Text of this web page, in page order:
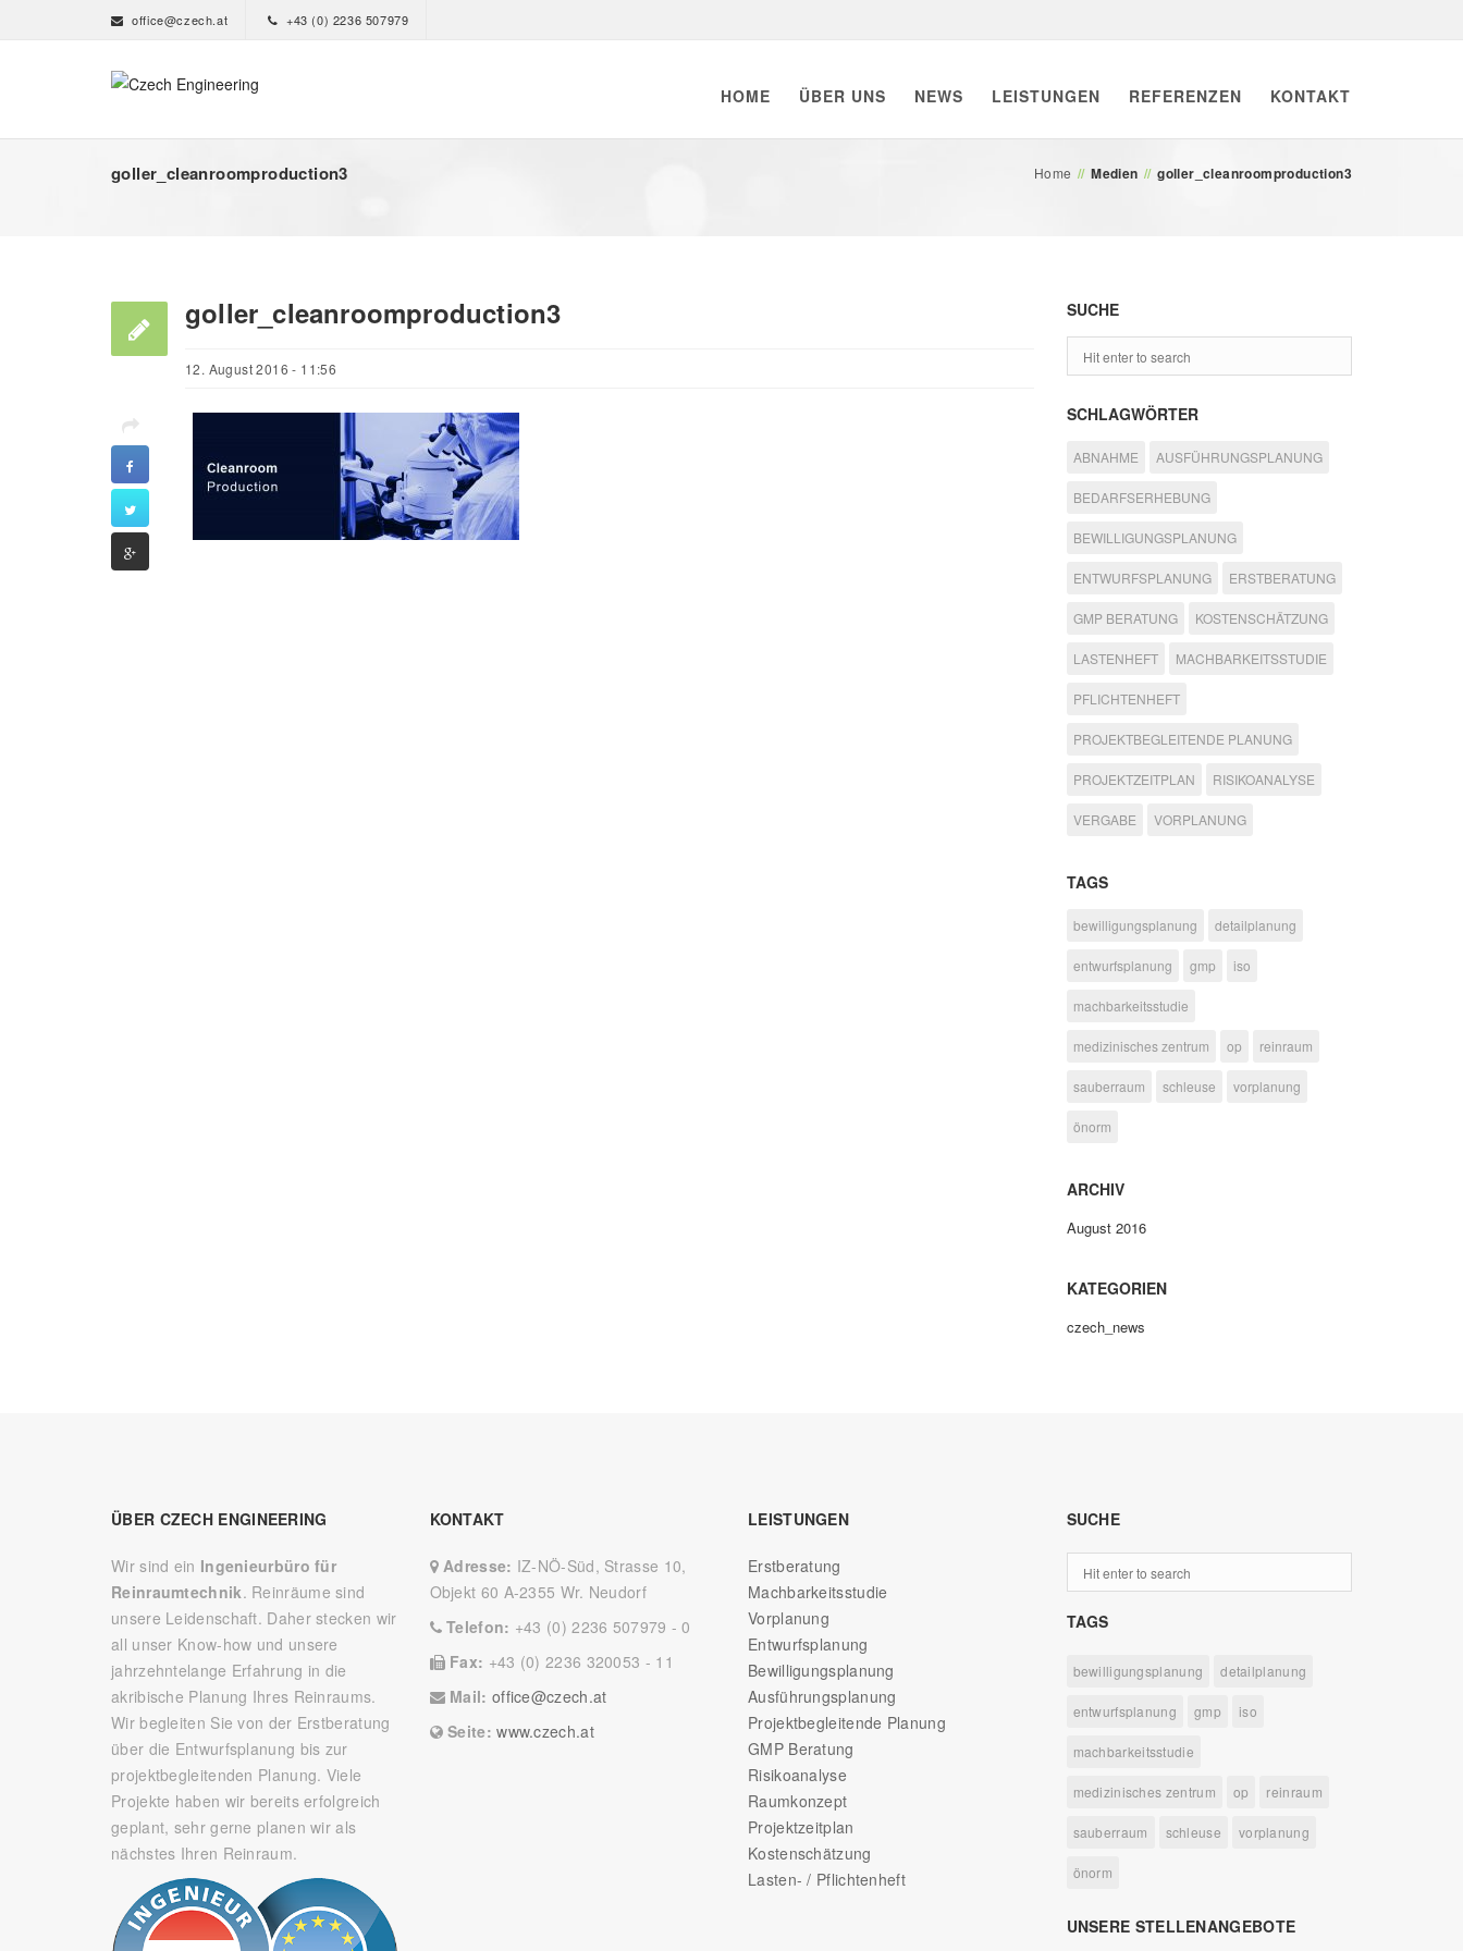
office@czech.at +43 (0) 2236 507979
HOME ÜBER UNS NEWS LEISTUNGEN REFERENZEN KONTAKT
goller_cleanroomproduction3 Home // Medien // goller_cleanroomproduction3
goller_cleanroomproduction3
12. August 2016 - 11:56
SUCHE
SCHLAGWÖRTER
ABNAHME AUSFÜHRUNGSPLANUNG
BEDARFSERHEBUNG
BEWILLIGUNGSPLANUNG
ENTWURFSPLANUNG ERSTBERATUNG
GMP BERATUNG KOSTENSCHÄTZUNG
LASTENHEFT MACHBARKEITSSTUDIE
PFLICHTENHEFT
PROJEKTBEGLEITENDE PLANUNG
PROJEKTZEITPLAN RISIKOANALYSE
VERGABE VORPLANUNG
TAGS
bewilligungsplanung detailplanung
entwurfsplanung gmp iso
machbarkeitsstudie
medizinisches zentrum op reinraum
sauberraum schleuse vorplanung
önorm
ARCHIV
August 2016
KATEGORIEN
czech_news
ÜBER CZECH ENGINEERING
Wir sind ein Ingenieurbüro für
Reinraumtechnik. Reinräume sind
unsere Leidenschaft. Daher stecken wir
all unser Know-how und unsere
jahrzehntelange Erfahrung in die
akribische Planung Ihres Reinraums.
Wir begleiten Sie von der Erstberatung
über die Entwurfsplanung bis zur
projektbegleitenden Planung. Viele
Projekte haben wir bereits erfolgreich
geplant, sehr gerne planen wir als
nächstes Ihren Reinraum.
KONTAKT
Adresse: IZ-NÖ-Süd, Strasse 10,
Objekt 60 A-2355 Wr. Neudorf
Telefon: +43 (0) 2236 507979 - 0
Fax: +43 (0) 2236 320053 - 11
Mail: office@czech.at
Seite:www.czech.at
LEISTUNGEN
Erstberatung
Machbarkeitsstudie
Vorplanung
Entwurfsplanung
Bewilligungsplanung
Ausführungsplanung
Projektbegleitende Planung
GMP Beratung
Risikoanalyse
Raumkonzept
Projektzeitplan
Kostenschätzung
Lasten- / Pflichtenheft
SUCHE
TAGS
bewilligungsplanung detailplanung
entwurfsplanung gmp iso
machbarkeitsstudie
medizinisches zentrum op reinraum
sauberraum schleuse vorplanung
önorm
UNSERE STELLENANGEBOTE